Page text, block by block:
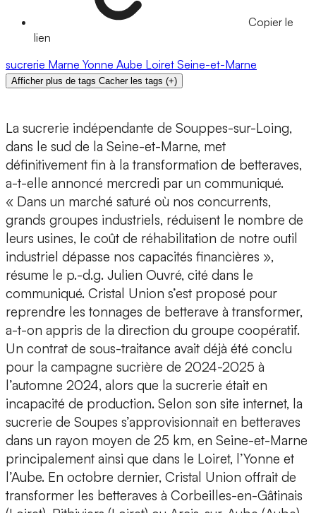
Copier le
lien
sucrerie Marne Yonne Aube Loiret Seine-et-Marne
Afficher plus de tags Cacher les tags (+)
La sucrerie indépendante de Souppes-sur-Loing,
dans le sud de la Seine-et-Marne, met
définitivement fin à la transformation de betteraves,
a-t-elle annoncé mercredi par un communiqué.
« Dans un marché saturé où nos concurrents,
grands groupes industriels, réduisent le nombre de
leurs usines, le coût de réhabilitation de notre outil
industriel dépasse nos capacités financières »,
résume le p.-d.g. Julien Ouvré, cité dans le
communiqué. Cristal Union s’est proposé pour
reprendre les tonnages de betterave à transformer,
a-t-on appris de la direction du groupe coopératif.
Un contrat de sous-traitance avait déjà été conclu
pour la campagne sucrière de 2024-2025 à
l’automne 2024, alors que la sucrerie était en
incapacité de production. Selon son site internet, la
sucrerie de Soupes s’approvisionnait en betteraves
dans un rayon moyen de 25 km, en Seine-et-Marne
principalement ainsi que dans le Loiret, l’Yonne et
l’Aube. En octobre dernier, Cristal Union offrait de
transformer les betteraves à Corbeilles-en-Gâtinais